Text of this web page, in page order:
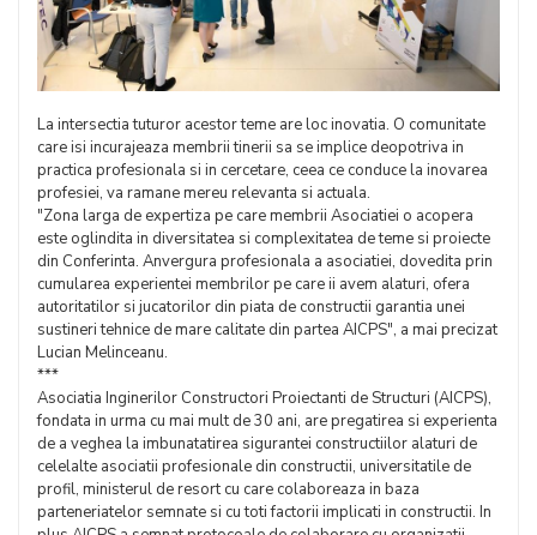
La intersectia tuturor acestor teme are loc inovatia. O comunitate
care isi incurajeaza membrii tinerii sa se implice deopotriva in
practica profesionala si in cercetare, ceea ce conduce la inovarea
profesiei, va ramane mereu relevanta si actuala.
"Zona larga de expertiza pe care membrii Asociatiei o acopera
este oglindita in diversitatea si complexitatea de teme si proiecte
din Conferinta. Anvergura profesionala a asociatiei, dovedita prin
cumularea experientei membrilor pe care ii avem alaturi, ofera
autoritatilor si jucatorilor din piata de constructii garantia unei
sustineri tehnice de mare calitate din partea AICPS", a mai precizat
Lucian Melinceanu.
***
Asociatia Inginerilor Constructori Proiectanti de Structuri (AICPS),
fondata in urma cu mai mult de 30 ani, are pregatirea si experienta
de a veghea la imbunatatirea sigurantei constructiilor alaturi de
celelalte asociatii profesionale din constructii, universitatile de
profil, ministerul de resort cu care colaboreaza in baza
parteneriatelor semnate si cu toti factorii implicati in constructii. In